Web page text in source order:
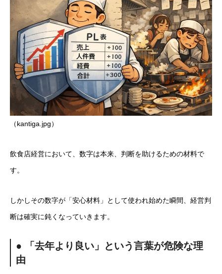
（kantiga.jpg）
飲食店経営において、数字は本来、判断を助けるための材料で
す。
しかしその数字が「安心材料」として使われ始めた瞬間、経営判
断は確実に鈍くなっていきます。
● 「去年より良い」という言葉が危険な理
由